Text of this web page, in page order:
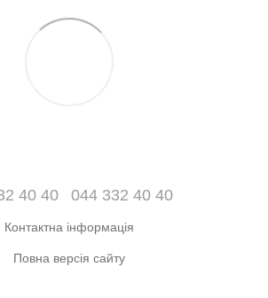
40 40 044 332 40 40
Контактна інформація
Повна версія сайту